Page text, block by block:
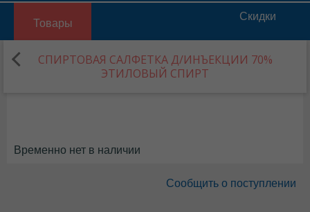
Товары
Скидки
СПИРТОВАЯ САЛФЕТКА Д/ИНЪЕКЦИИ 70%
ЭТИЛОВЫЙ СПИРТ
Временно нет в наличии
Сообщить о поступлении